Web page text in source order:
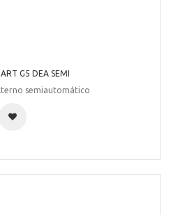
G5 DEA SEMI
semiautomático